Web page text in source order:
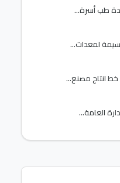
طب أسرة...
لمعدات...
انتاج مصنع...
العامة...